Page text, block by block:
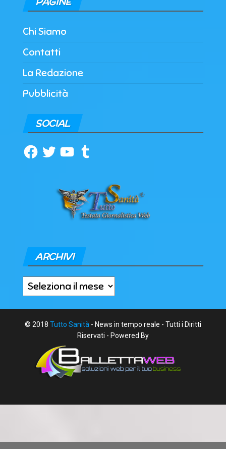
Chi Siamo
Contatti
La Redazione
Pubblicità
SOCIAL
Facebook
TwitterYouTubeTumblr
ARCHIVI
Archivi
© 2018 Tutto Sanità - News in tempo reale - Tutti i Diritti
Riservati - Powered By